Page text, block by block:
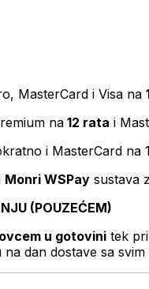
MasterCard i Visa na
na 12 rata i
i MasterCard na
Monri WSPay sustava
(POUZEĆEM)
u gotovini tek
dan dostave sa svim